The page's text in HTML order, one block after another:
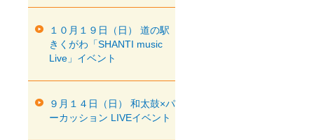
１０月１９日（日） 道の駅
きくがわ「SHANTI music
Live」イベント
９月１４日（日） 和太鼓×パ
ーカッション LIVEイベント